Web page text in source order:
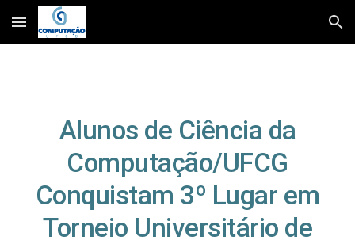
Skip to main content Skip to navigation
Alunos de Ciência da
Computação/UFCG
Conquistam 3º Lugar em
Torneio Universitário de